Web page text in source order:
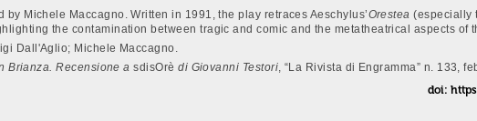
Michele Maccagno. Written in 1991, the play retraces Aeschylus’Orestea (especially
the contamination between tragic and comic and the metatheatrical aspects of
Dall'Aglio; Michele Maccagno.
Brianza. Recensione asdisOrè di Giovanni Testori , “La Rivista di Engramma” n. 133,
doi: